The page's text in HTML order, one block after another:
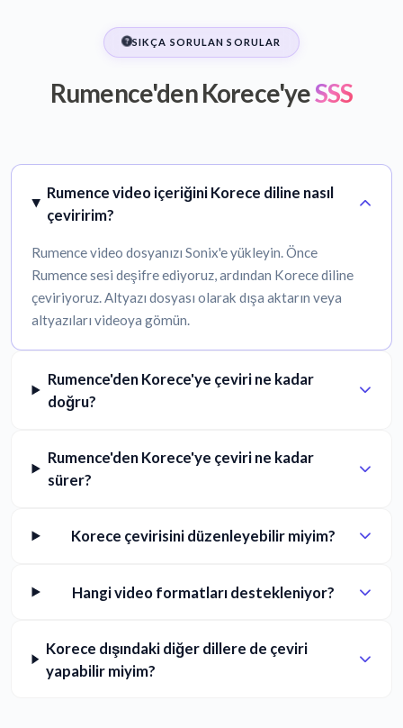
SIKÇA SORULAN SORULAR
Rumence'den Korece'yeSSS
Rumence video içeriğini Korece diline nasıl
çeviririm?
Rumence video dosyanızı Sonix'e yükleyin. Önce
Rumence sesi deşifre ediyoruz, ardından Korece diline
çeviriyoruz. Altyazı dosyası olarak dışa aktarın veya
altyazıları videoya gömün.
Rumence'den Korece'ye çeviri ne kadar
doğru?
Rumence'den Korece'ye çeviri ne kadar
sürer?
Korece çevirisini düzenleyebilir miyim?
Hangi video formatları destekleniyor?
Korece dışındaki diğer dillere de çeviri
yapabilir miyim?